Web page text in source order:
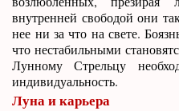
внутренней свободой они
нее ни за что на свете.
что нестабильными
Лунному Стрельцу
индивидуальность.
Луна и карьера